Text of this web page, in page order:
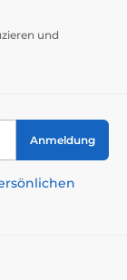
und
Anmeldung